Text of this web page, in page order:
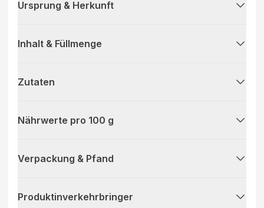
Ursprung & Herkunft
Inhalt & Füllmenge
Zutaten
Nährwerte pro 100 g
Verpackung & Pfand
Produktinverkehrbringer